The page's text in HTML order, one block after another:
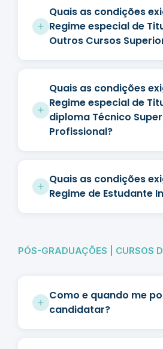
Quais as condições
Regime especial de
Outros Cursos
Quais as condições
Regime especial de
diploma Técnico
Profissional?
Quais as condições
Regime de Estudante
PÓS-GRADUAÇÕES | CURSOS
Como e quando me
candidatar?